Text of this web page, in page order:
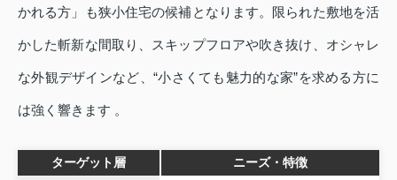
かれる方」も狭小住宅の候補となります。限られた敷地を活
かした斬新な間取り、スキップフロアや吹き抜け、オシャレ
な外観デザインなど、“小さくても魅力的な家”を求める方に
は強く響きます 。
ターゲット層
ニーズ・特徴